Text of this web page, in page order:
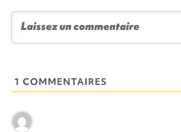
1 COMMENTAIRES